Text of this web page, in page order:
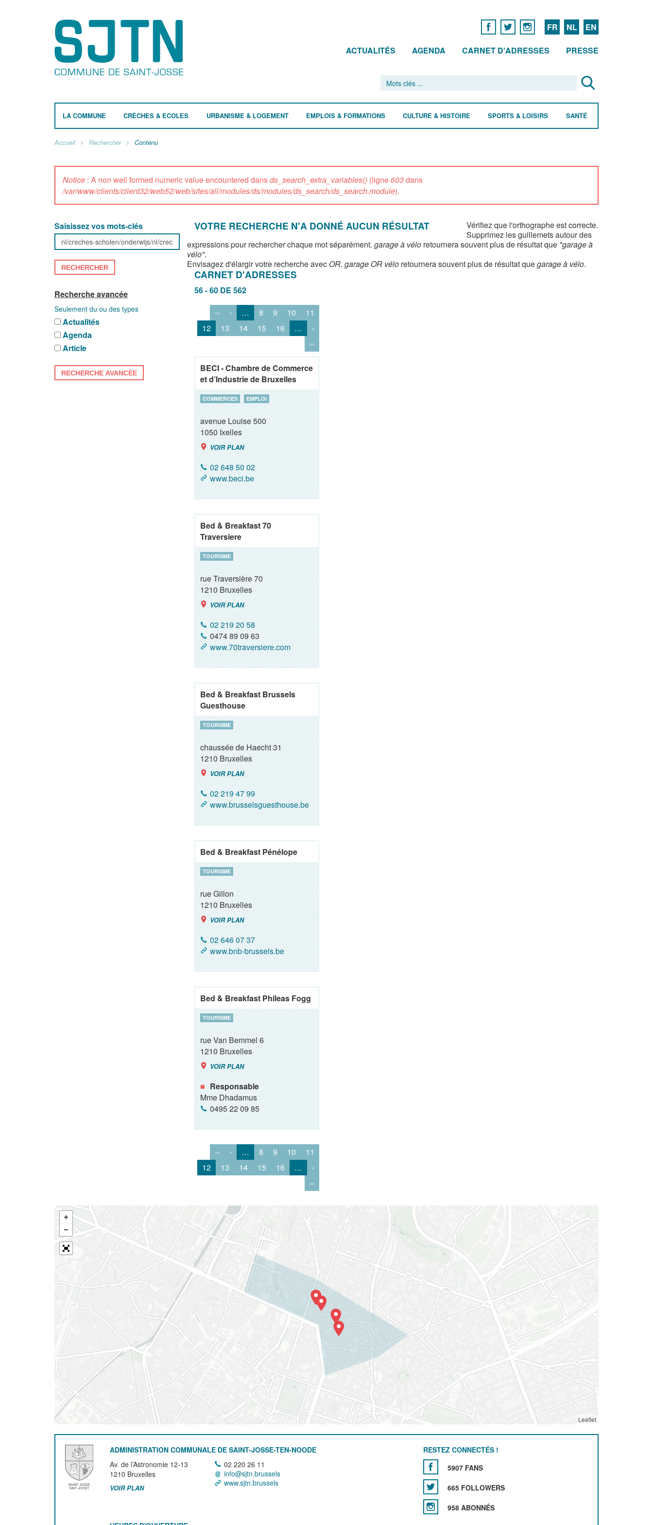
FR NL EN
ACTUALITÉS AGENDA CARNET D'ADRESSES PRESSE
LA COMMUNE CRÈCHES & ECOLES URBANISME & LOGEMENT EMPLOIS & FORMATIONS CULTURE & HISTOIRE SPORTS & LOISIRS SANTÉ
Accueil Rechercher Contenu
Notice : A non well formed numeric value encountered dansds_search_extra_variables() (ligne603dans
/var/www/clients/client32/web52/web/sites/all/modules/ds/modules/ds_search/ds_search.module).
Saisissez vos mots-clés
RECHERCHER
Recherche avancée
Seulement du ou des types
Actualités
Agenda
Article
RECHERCHE AVANCÉE
VOTRE RECHERCHE N'A DONNÉ AUCUN RÉSULTAT
Vérifiez que l'orthographe est correcte.
Supprimez les guillemets autour des
expressions pour rechercher chaque mot séparément. garage à véloretournera souvent plus de résultat que "garage à
vélo".
Envisagez d'élargir votre recherche avec OR. garage OR véloretournera souvent plus de résultat quegarage à vélo.
CARNET D'ADRESSES
56 - 60 DE 562
‹‹
‹ … 8 9 10
11
12
13 14 15 16 …
›
››
BECI - Chambre de Commerce
et d’Industrie de Bruxelles
COMMERCES EMPLOI
avenue Louise 500
1050Ixelles
VOIR PLAN
02 648 50 02
www.beci.be
Bed & Breakfast 70
Traversiere
TOURISME
rue Traversière 70
1210Bruxelles
VOIR PLAN
02 219 20 58
0474 89 09 63
www.70traversiere.com
Bed & Breakfast Brussels
Guesthouse
TOURISME
chaussée de Haecht 31
1210Bruxelles
VOIR PLAN
02 219 47 99
www.brusselsguesthouse.be
Bed & Breakfast Pénélope
TOURISME
rue Gillon
1210Bruxelles
VOIR PLAN
02 646 07 37
www.bnb-brussels.be
Bed & Breakfast Phileas Fogg
TOURISME
rue Van Bemmel 6
1210Bruxelles
VOIR PLAN
Responsable
Mme Dhadamus
0495 22 09 85
‹‹ ‹ … 8 9 10
11
12
13 14 15 16 …
›
››
Leaflet
ADMINISTRATION COMMUNALE DE SAINT-JOSSE-TEN-NOODE
Av. de l’Astronomie 12-13
1210 Bruxelles
VOIR PLAN
02 220 26 11
info@sjtn.brussels
www.sjtn.brussels
RESTEZ CONNECTÉS !
5907 FANS
665 FOLLOWERS
958 ABONNÉS